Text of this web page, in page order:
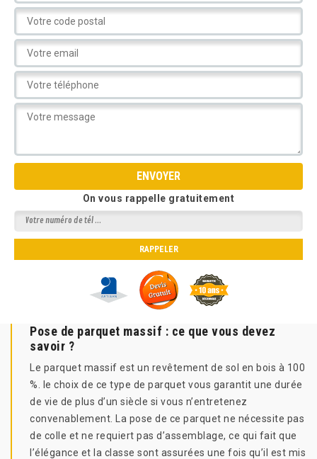
On vous rappelle gratuitement
Pose de parquet massif : ce que vous devez
savoir ?
Le parquet massif est un revêtement de sol en bois à 100
%. le choix de ce type de parquet vous garantit une durée
de vie de plus d’un siècle si vous n’entretenez
convenablement. La pose de ce parquet ne nécessite pas
de colle et ne requiert pas d’assemblage, ce qui fait que
l’élégance et la classe sont assurées une fois qu’il est mis